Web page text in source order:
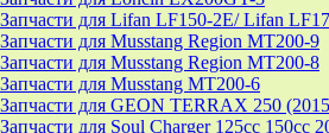
Запчасти для Lifan LF150-2E/ Lifan
Запчасти для Musstang Region MT200-9
Запчасти для Musstang Region MT200-8
Запчасти для Musstang MT200-6
Запчасти для GEON TERRAX 250
Запчасти для Soul Charger 125сс 150cc